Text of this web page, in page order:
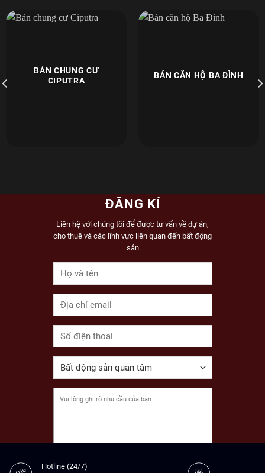
BÁN CHUNG CƯ
CIPUTRA
BÁN CĂN HỘ BA ĐÌNH
ĐĂNG KÍ
Liên hệ với chúng tôi để được tư vấn về dự án,
cho thuê và các lĩnh vực liên quan đến bất động
sản
Hotline (24/7)